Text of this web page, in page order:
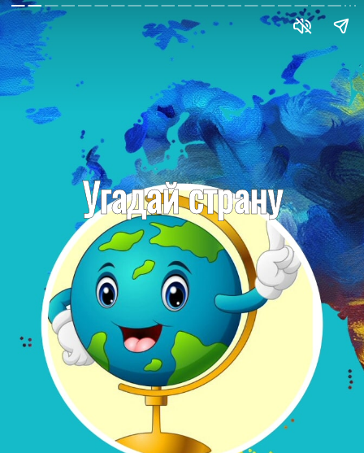
Угадай страну